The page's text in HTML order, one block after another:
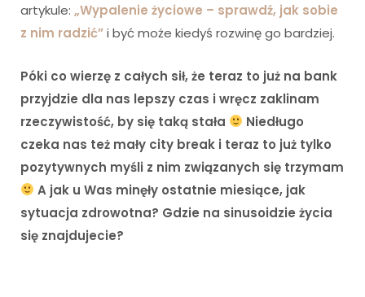
artykule: „Wypalenie życiowe – sprawdź, jak sobie
z nim radzić”i być może kiedyś rozwinę go bardziej.
Póki co wierzę z całych sił, że teraz to już na bank
przyjdzie dla nas lepszy czas i wręcz zaklinam
rzeczywistość, by się taką stała
Niedługo
czeka nas też mały city break i teraz to już tylko
pozytywnych myśli z nim związanych się trzymam
A jak u Was minęły ostatnie miesiące, jak
sytuacja zdrowotna? Gdzie na sinusoidzie życia
się znajdujecie?